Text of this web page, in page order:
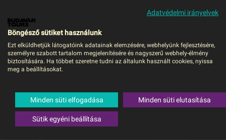
MENÜ
Lassithi
megfelelő utazásttaláltunk.
A keresővel tovább szűkítheti a
találati listát!
RENDEZÉS:
Adatvédelmi irányelvek
Böngésző sütiket használunk
Ezt elküldhetjük látogatóink adatainak elemzésére, webhelyünk fejlesztésére,
személyre szabott tartalom megjelenítésére és nagyszerű webhely-élmény
biztosítására. Ha többet szeretne tudni az általunk használt cookies, nyissa
meg a beállításokat.
Minden süti elfogadása Minden süti elutasítása
Sütik egyéni beállítása